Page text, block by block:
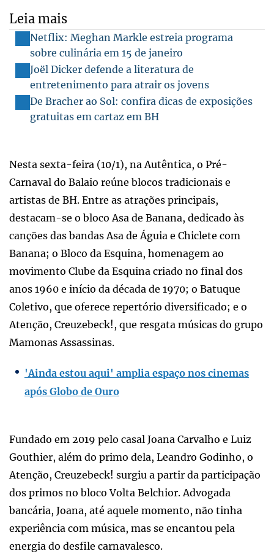
Leia mais
Netflix: Meghan Markle estreia programa
sobre culinária em 15 de janeiro
Joël Dicker defende a literatura de
entretenimento para atrair os jovens
De Bracher ao Sol: confira dicas de exposições
gratuitas em cartaz em BH
Nesta sexta-feira (10/1), na Autêntica, o Pré-
Carnaval do Balaio reúne blocos tradicionais e
artistas de BH. Entre as atrações principais,
destacam-se o bloco Asa de Banana, dedicado às
canções das bandas Asa de Águia e Chiclete com
Banana; o Bloco da Esquina, homenagem ao
movimento Clube da Esquina criado no final dos
anos 1960 e início da década de 1970; o Batuque
Coletivo, que oferece repertório diversificado; e o
Atenção, Creuzebeck!, que resgata músicas do grupo
Mamonas Assassinas.
'Ainda estou aqui' amplia espaço nos cinemas
após Globo de Ouro
Fundado em 2019 pelo casal Joana Carvalho e Luiz
Gouthier, além do primo dela, Leandro Godinho, o
Atenção, Creuzebeck! surgiu a partir da participação
dos primos no bloco Volta Belchior. Advogada
bancária, Joana, até aquele momento, não tinha
experiência com música, mas se encantou pela
energia do desfile carnavalesco.